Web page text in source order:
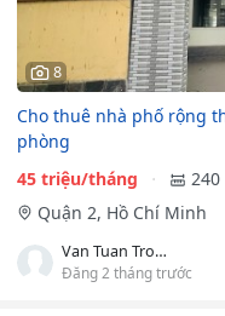
8
Cho thuê nhà phố rộng
phòng
45 triệu/tháng
240
Quận 2, Hồ Chí Minh
Van Tuan Trong
Đăng 2 tháng trước